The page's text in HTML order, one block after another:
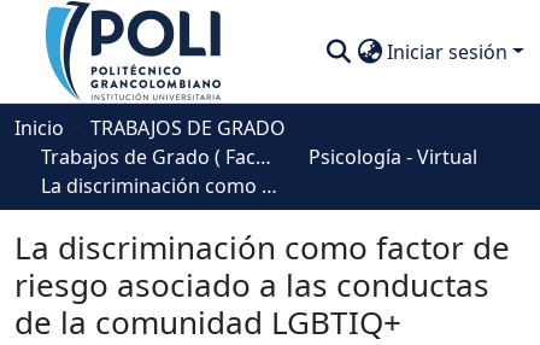
Iniciar sesión
Comunidades
Descubre
Inicio
TRABAJOS DE GRADO
Trabajos de Grado ( Facultad de Sociedad, Cultura y Creatividad)
Psicología - Virtual
La discriminación como factor de riesgo asociado a las conductas de la comunidad LGBTIQ+
La discriminación como factor de
riesgo asociado a las conductas
de la comunidad LGBTIQ+